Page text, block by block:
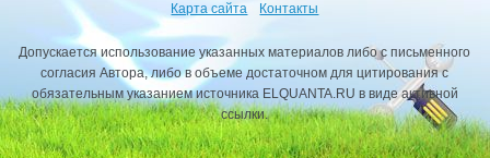
Карта сайта Контакты
Допускается использование указанных материалов либо с письменного
согласия Автора, либо в объеме достаточном для цитирования с
обязательным указанием источника ELQUANTA.RU в виде активной
ссылки.